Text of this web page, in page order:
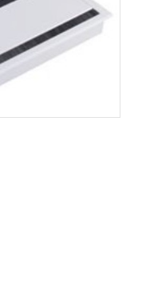
med hev-senk understell
understell